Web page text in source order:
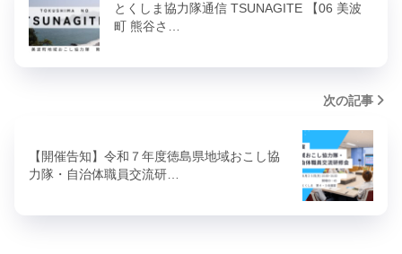
とくしま協力隊通信 TSUNAGITE 【06 美波
町 熊谷さ…
次の記事
【開催告知】令和７年度徳島県地域おこし協
力隊・自治体職員交流研…